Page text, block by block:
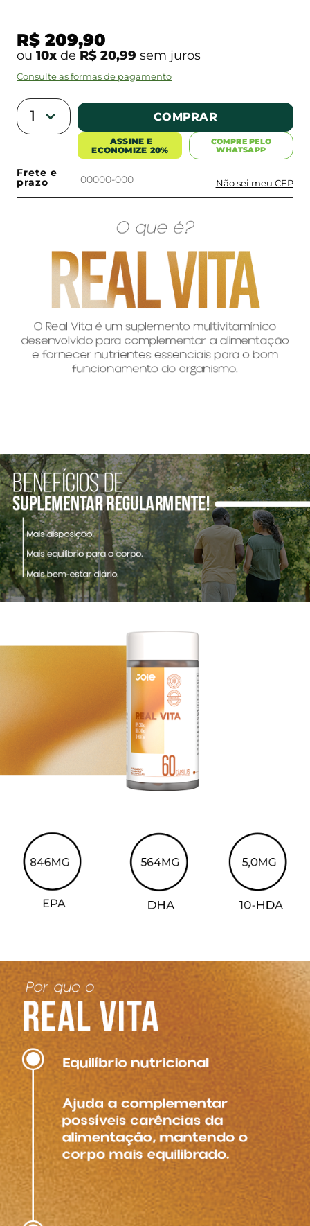
R$ 209,90
ou10xde R$ 20,99 sem juros
Consulte as formas de pagamento
1 COMPRAR
COMPRE PELO
WHATSAPP
Frete e
prazo Não sei meu CEP